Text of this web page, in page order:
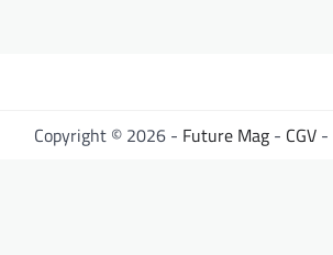
Copyright © 2026 - Future Mag- CGV-